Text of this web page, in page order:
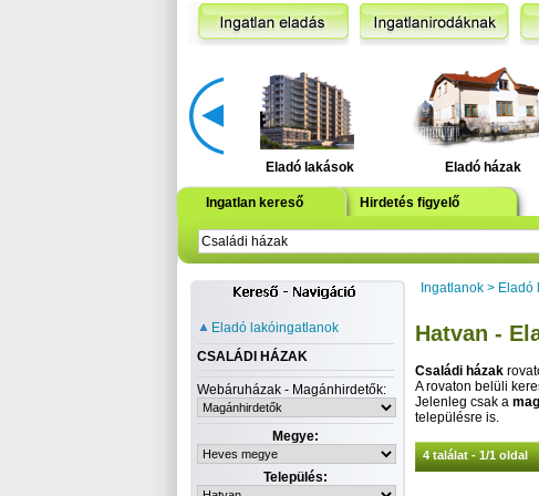
Eladó lakások Eladó házak
Ingatlan kereső Hirdetés figyelő
Eladó lakóingatlanok
CSALÁDI HÁZAK
Webáruházak - Magánhirdetők:
Megye:
Település:
Ingatlanok > Eladó
Hatvan -
Családi házak
A rovaton belüli
Jelenleg csak a
településre is.
4 találat - 1/1 oldal